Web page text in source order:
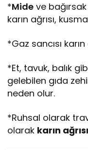
*Mide ve
karın ağrısı,
*Gaz sancısı
*Et, tavuk, balık
gelebilen gıda
neden olur.
*Ruhsal olarak
olarak karın